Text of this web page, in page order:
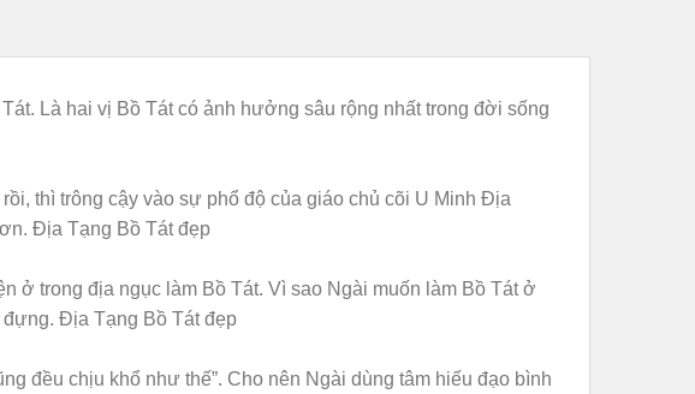
Là hai vị Bồ Tát có ảnh hưởng sâu rộng nhất trong đời sống
thì trông cậy vào sự phổ độ của giáo chủ cõi U Minh Địa
Địa Tạng Bồ Tát đẹp
ở trong địa ngục làm Bồ Tát. Vì sao Ngài muốn làm Bồ Tát ở
Địa Tạng Bồ Tát đẹp
đều chịu khổ như thế”. Cho nên Ngài dùng tâm hiếu đạo bình